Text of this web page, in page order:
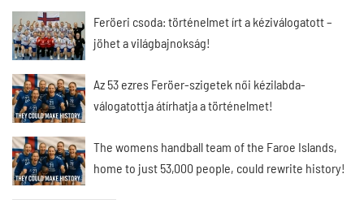
Feröeri csoda: történelmet írt a kéziválogatott –
jöhet a világbajnokság!
Az 53 ezres Feröer-szigetek női kézilabda-
válogatottja átírhatja a történelmet!
The womens handball team of the Faroe Islands,
home to just 53,000 people, could rewrite history!